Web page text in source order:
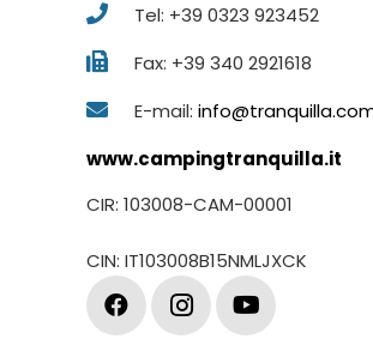
Tel: +39 0323 923452
Fax: +39 340 2921618
E-mail:
www.campingtranquilla.it
CIR: 103008-CAM-00001
CIN: IT103008B15NMLJXCK